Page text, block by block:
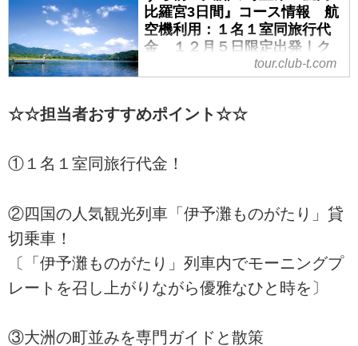
比羅宮3日間』コース情報 航
空機利用：１名１室同旅行代
金 １２月５日限定出発｜ク
貸切乗車 四万十川・かずら橋・
大洲の町並み・金刀比羅宮3日間』
室同旅行代金 １２月５日限定出
ム。
tour.club-t.com
☆☆担当者おすすめポイント☆☆
①１名１室同旅行代金！
②四国の人気観光列車「伊予灘ものがたり」貸
切乗車！
〔「伊予灘ものがたり」列車内でモーニングプ
レートを召し上がりながら優雅なひと時を〕
③大洲の町並みを専門ガイドと散策